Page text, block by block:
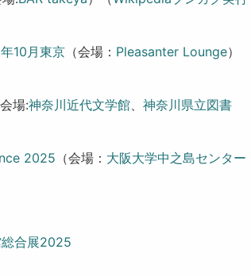
10月東京 （会場： Pleasanter Lounge）
会場:神奈川近代文学館、神奈川県立図書
2025 （会場： 大阪大学中之島センター
合展2025